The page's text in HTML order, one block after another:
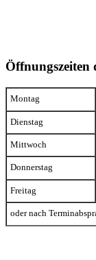
Öffnungszeiten
Montag
Dienstag
Mittwoch
Donnerstag
Freitag
oder nach